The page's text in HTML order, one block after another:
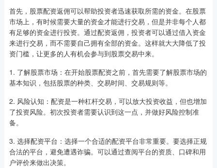
首先，股票配资返佣可以帮助投资者迅速获取所需的资金。在股票
市场上，有时候需要大量的资金才能进行交易，但是并非每个人都
有足够的资金进行投资。通过配资返佣，投资者可以通过借入资金
来进行交易，而不需要自己拥有全部的资金。这样就大大降低了投
资门槛，让更多的人有机会参与到股票交易中来。
1. 了解股票市场：在开始股票配资之前，首先需要了解股票市场的
基本知识，包括股票的种类、交易时间、交易规则等。
2. 风险认知：配资是一种杠杆交易，可以放大投资收益，但也增加
了投资风险。初次投资者需要认识到这一点，并做好风险控制准
备。
3. 选择配资平台：选择一个合适的配资平台非常重要。要选择正规
合法的平台，避免遭遇诈骗。可以通过查阅平台的资质、口碑和用
户评价来做出决策。